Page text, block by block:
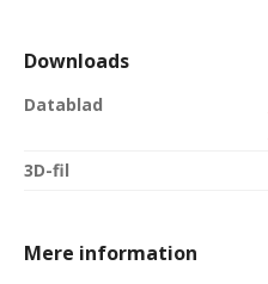
Downloads
Datablad
3D-fil
Mere information